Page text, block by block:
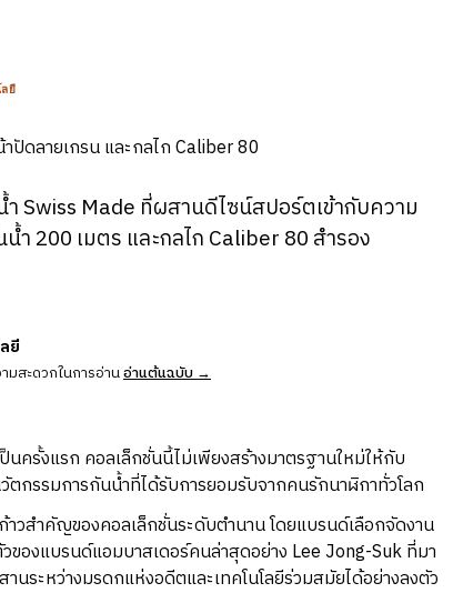
ยี
ำ Swiss Made ที่ผสานดีไซน์สปอร์ตเข้ากับความ
200 เมตร และกลไก Caliber 80 สำรอง
ยี
มสะดวกในการอ่านอ่านต้นฉบับ →
รั้งแรก คอลเล็กชั่นนี้ไม่เพียงสร้างมาตรฐานใหม่ให้กับ
กรรมการกันน้ำที่ได้รับการยอมรับจากคนรักนาฬิกาทั่วโลก
สำคัญของคอลเล็กชั่นระดับตำนาน โดยแบรนด์เลือกจัดงาน
องแบรนด์แอมบาสเดอร์คนล่าสุดอย่าง Lee Jong-Suk ที่มา
ระหว่างมรดกแห่งอดีตและเทคโนโลยีร่วมสมัยได้อย่างลงตัว